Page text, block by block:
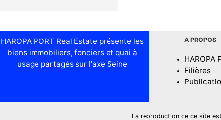
HAROPA PORT Real Estate présente les
biens immobiliers, fonciers et quai à
usage partagés sur l'axe Seine
A PROPOS
HAROPA
Filières
La reproduction de ce site